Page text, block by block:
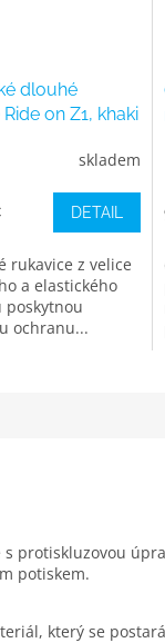
dlouhé
on Z1, khaki
skladem
DETAIL
rukavice z velice
a elastického
poskytnou
ochranu...
protiskluzovou
potiskem.
který se